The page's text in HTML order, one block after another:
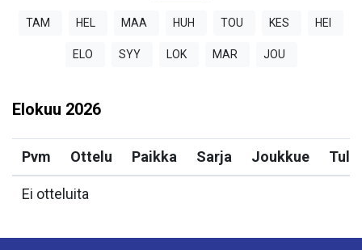
TAM HEL MAA HUH TOU KES HEI
ELO SYY LOK MAR JOU
Elokuu 2026
Pvm Ottelu Paikka Sarja Joukkue
Ei otteluita